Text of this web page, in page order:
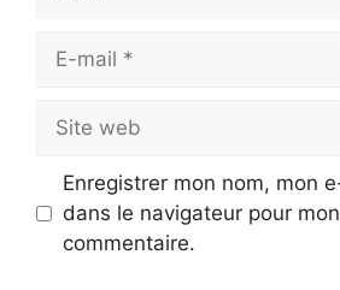
mail
web
Enregistrer mon nom, mon
dans le navigateur pour
commentaire.